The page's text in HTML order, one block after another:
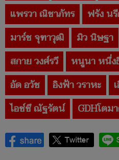
แพรวา ณิชาภัทร
ฟรัง น
มาร์ช จุฑาวุฒิ
มิว นิษฐา
สกาย วงศ์รวี
หนูนา หนึ่ง
อัด อวัช
อิงฟ้า วราหะ
ไอซ์ซึ ณัฐรัตน์
GDHโตม